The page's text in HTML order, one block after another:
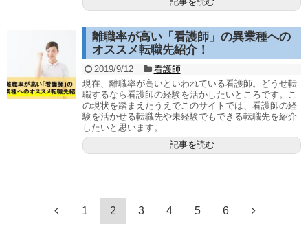
離職率が高い「看護師」の異業種への
オススメ転職先紹介！
2019/9/12
看護師
現在、離職率が高いといわれている看護師。どうせ転
職するなら看護師の経験を活かしたいところです。こ
の現状を踏まえたうえでこのサイトでは、看護師の経
験を活かせる転職先や未経験でもできる転職先を紹介
したいと思います。
記事を読む
1 2 3 4 5 6